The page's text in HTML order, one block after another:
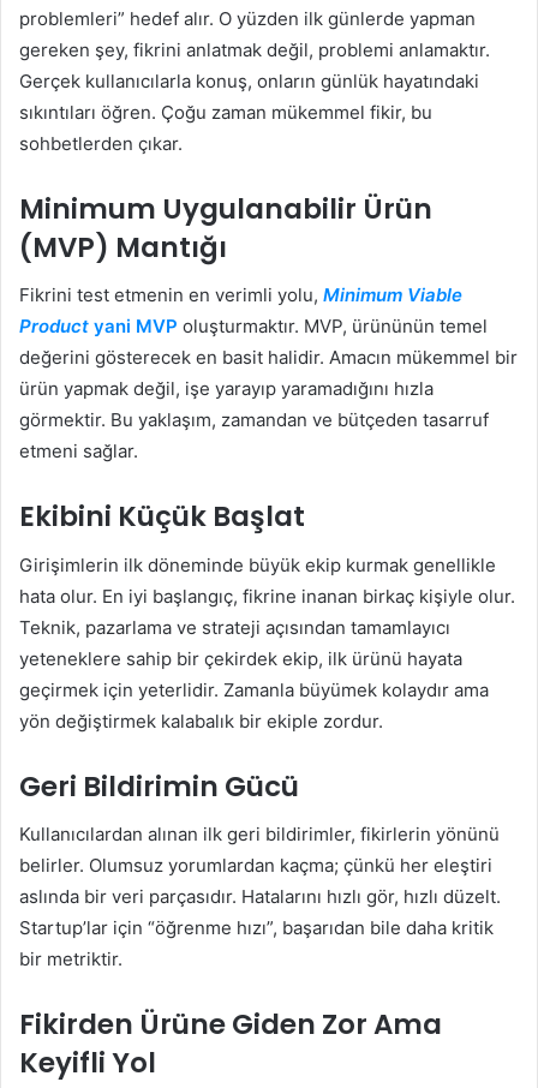
problemleri” hedef alır. O yüzden ilk günlerde yapman
gereken şey, fikrini anlatmak değil, problemi anlamaktır.
Gerçek kullanıcılarla konuş, onların günlük hayatındaki
sıkıntıları öğren. Çoğu zaman mükemmel fikir, bu
sohbetlerden çıkar.
Minimum Uygulanabilir Ürün
(MVP) Mantığı
Fikrini test etmenin en verimli yolu, Minimum Viable
Product yani MVP oluşturmaktır. MVP, ürününün temel
değerini gösterecek en basit halidir. Amacın mükemmel bir
ürün yapmak değil, işe yarayıp yaramadığını hızla
görmektir. Bu yaklaşım, zamandan ve bütçeden tasarruf
etmeni sağlar.
Ekibini Küçük Başlat
Girişimlerin ilk döneminde büyük ekip kurmak genellikle
hata olur. En iyi başlangıç, fikrine inanan birkaç kişiyle olur.
Teknik, pazarlama ve strateji açısından tamamlayıcı
yeteneklere sahip bir çekirdek ekip, ilk ürünü hayata
geçirmek için yeterlidir. Zamanla büyümek kolaydır ama
yön değiştirmek kalabalık bir ekiple zordur.
Geri Bildirimin Gücü
Kullanıcılardan alınan ilk geri bildirimler, fikirlerin yönünü
belirler. Olumsuz yorumlardan kaçma; çünkü her eleştiri
aslında bir veri parçasıdır. Hatalarını hızlı gör, hızlı düzelt.
Startup’lar için “öğrenme hızı”, başarıdan bile daha kritik
bir metriktir.
Fikirden Ürüne Giden Zor Ama
Keyifli Yol